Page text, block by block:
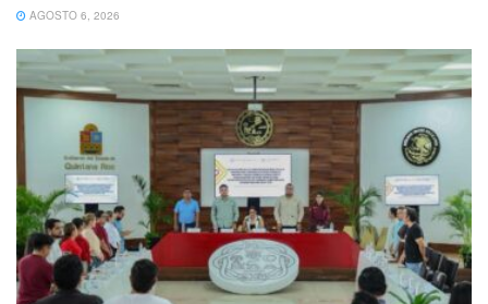
AGOSTO 6, 2026